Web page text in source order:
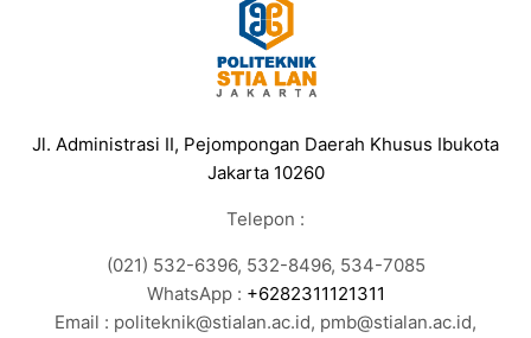
Jl. Administrasi II, Pejompongan Daerah Khusus Ibukota
Jakarta 10260
Telepon :
(021) 532-6396, 532-8496, 534-7085
WhatsApp : +6282311121311
Email : politeknik@stialan.ac.id, pmb@stialan.ac.id,